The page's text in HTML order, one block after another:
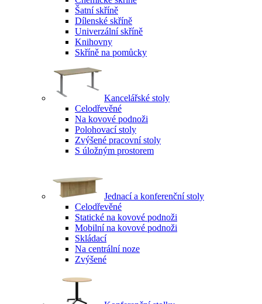
Šatní skříně
Dílenské skříně
Univerzální skříně
Knihovny
Skříně na pomůcky
Kancelářské stoly
Celodřevěné
Na kovové podnoži
Polohovací stoly
Zvýšené pracovní stoly
S úložným prostorem
Jednací a konferenční stoly
Celodřevěné
Statické na kovové podnoži
Mobilní na kovové podnoži
Skládací
Na centrální noze
Zvýšené